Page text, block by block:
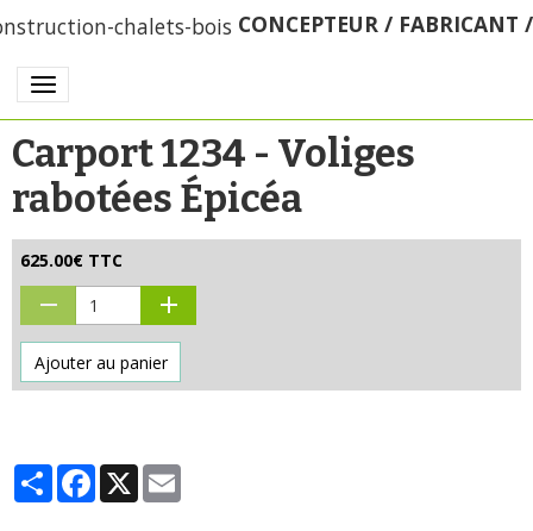
CONCEPTEUR / FABRICANT
Carport 1234 - Voliges
rabotées Épicéa
625.00€ TTC
Ajouter au panier
PartagerFacebook
X